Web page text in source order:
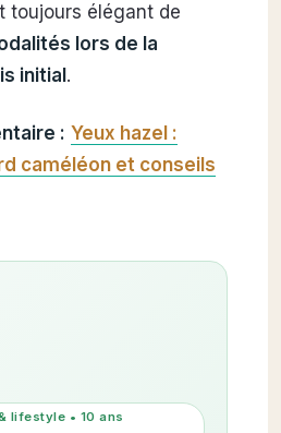
toujours élégant de
lors de la
initial .
: Yeux hazel :
caméléon et conseils
lifestyle • 10 ans